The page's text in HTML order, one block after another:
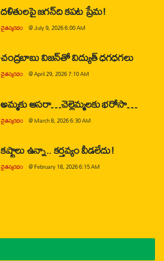
దళితులపై జగన్‌ది కపట ప్రేమ!
చైతన్యరధం @July 9, 2026 6:00 AM
చంద్రబాబు విజన్‌తో విద్యుత్ ధగధగలు
చైతన్యరధం @April 29, 2026 7:10 AM
అమ్మకు ఆసరా…చెల్లెమ్మలకు భరోసా…
చైతన్యరధం @March 8, 2026 6:30 AM
కష్టాలు ఉన్నా.. కర్తవ్యం వీడలేదు!
చైతన్యరధం @February 18, 2026 6:15 AM